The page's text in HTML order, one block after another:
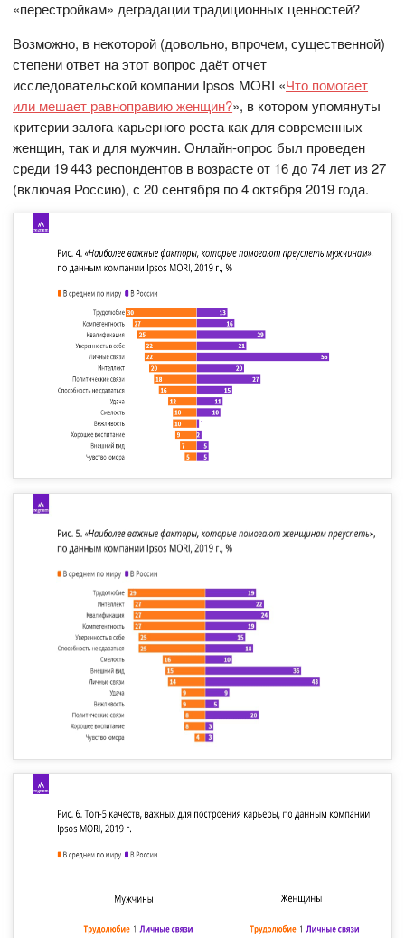
«перестройкам» деградации традиционных ценностей?
Возможно, в некоторой (довольно, впрочем, существенной)
степени ответ на этот вопрос даёт отчет
исследовательской компании Ipsos MORI «Что помогает
или мешает равноправию женщин?», в котором упомянуты
критерии залога карьерного роста как для современных
женщин, так и для мужчин. Онлайн-опрос был проведен
среди 19 443 респондентов в возрасте от 16 до 74 лет из 27
(включая Россию), с 20 сентября по 4 октября 2019 года.